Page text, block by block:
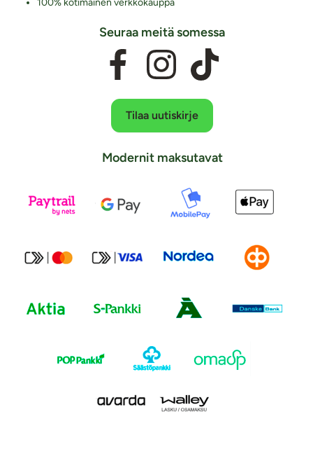
Seuraa meitä somessa
Tilaa uutiskirje
Modernit maksutavat